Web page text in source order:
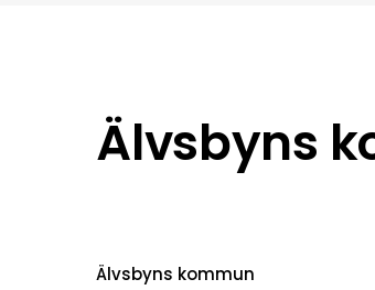
Älvsbyns
Älvsbyns kommun